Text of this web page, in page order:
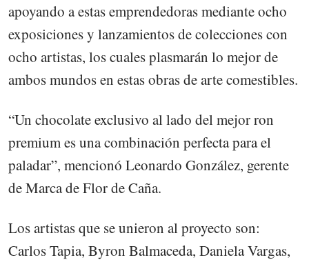
apoyando a estas emprendedoras mediante ocho
exposiciones y lanzamientos de colecciones con
ocho artistas, los cuales plasmarán lo mejor de
ambos mundos en estas obras de arte comestibles.
“Un chocolate exclusivo al lado del mejor ron
premium es una combinación perfecta para el
paladar”, mencionó Leonardo González, gerente
de Marca de Flor de Caña.
Los artistas que se unieron al proyecto son:
Carlos Tapia, Byron Balmaceda, Daniela Vargas,